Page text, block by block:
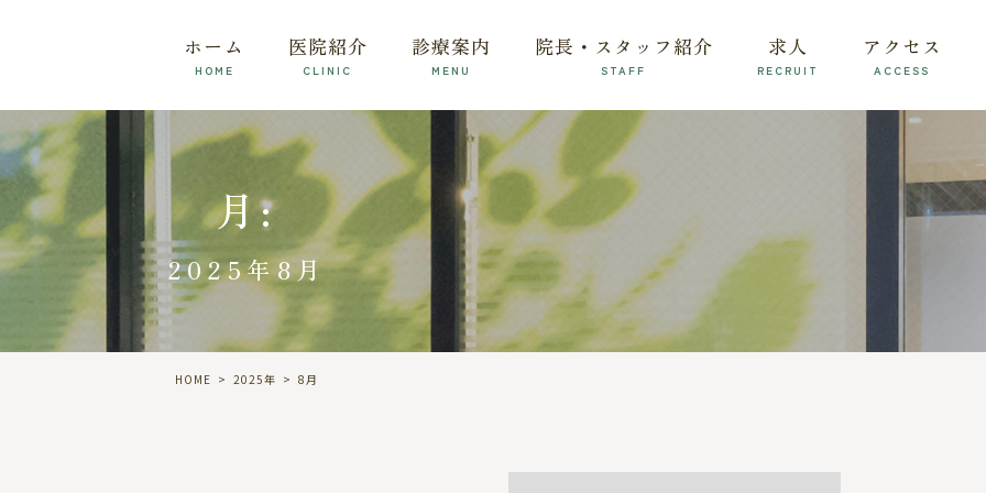
ホーム
HOME
医院紹介
CLINIC
診療案内
MENU
院長・スタッフ紹介
STAFF
求人
RECRUIT
アクセス
ACCESS
月:
2025年8月
HOME 2025年 8月